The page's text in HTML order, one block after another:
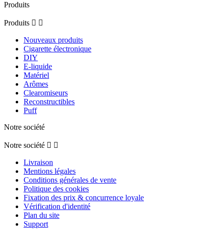
Produits
Produits  
Nouveaux produits
Cigarette électronique
DIY
E-liquide
Matériel
Arômes
Clearomiseurs
Reconstructibles
Puff
Notre société
Notre société  
Livraison
Mentions légales
Conditions générales de vente
Politique des cookies
Fixation des prix & concurrence loyale
Vérification d'identité
Plan du site
Support